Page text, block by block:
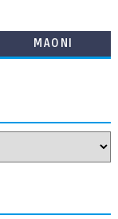
MAONI